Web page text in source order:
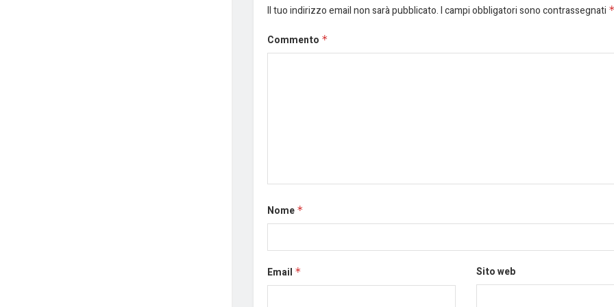
Il tuo indirizzo email non sarà pubblicato.I campi obbligatori sono contrassegnati
Commento *
Nome *
Email * Sito web